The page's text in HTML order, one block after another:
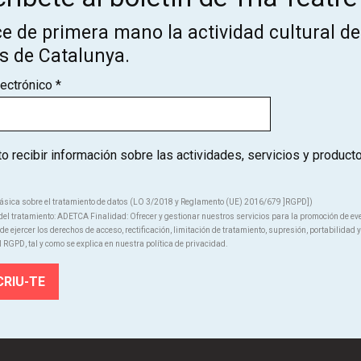
de primera mano la actividad cultural de los teatros de
Quiénes somos
de primera mano la actividad cultural
de Catalunya.
*
recibir información sobre las actividades, servicios y
sobre el tratamiento de datos (LO 3/2018 y Reglamento (UE) 2016/679 ]RGPD])
tratamiento: ADETCA Finalidad: Ofrecer y gestionar nuestros servicios para la promoción de
ejercer los derechos de acceso, rectificación, limitación de tratamiento, supresión, portabilidad y
RGPD, tal y como se explica en nuestra política de privacidad.